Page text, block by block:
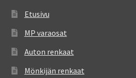
Etusivu
MP varaosat
Auton renkaat
Mönkijän renkaat